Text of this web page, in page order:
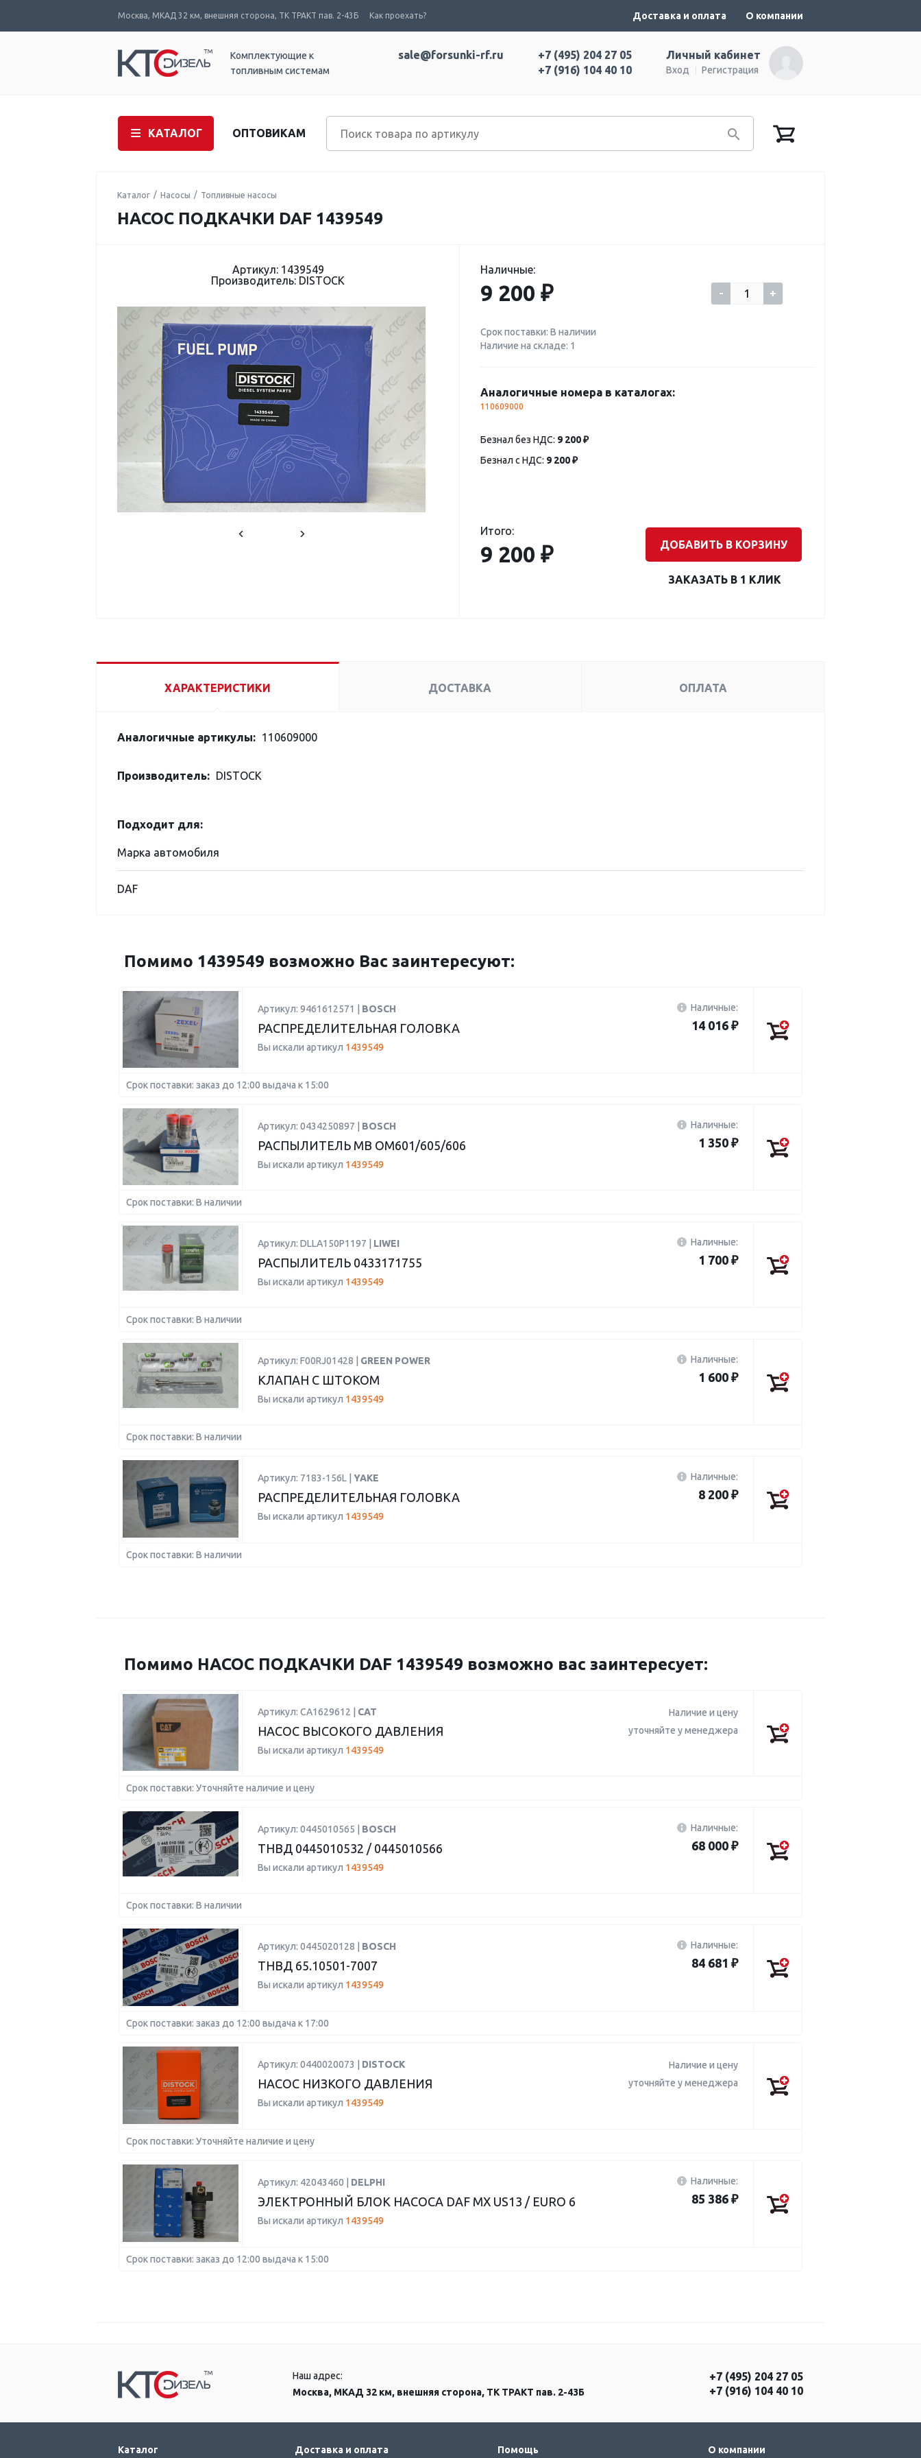
Москва, МКАД 32 км, внешняя сторона, ТК ТРАКТ пав. 2-43Б Как проехать? Доставка и оплата О компании
Комплектующие к
топливным системам
Личный кабинет
Вход Регистрация
+7 (495) 204 27 05
+7 (916) 104 40 10
sale@forsunki-rf.ru
КАТАЛОГ ОПТОВИКАМ
Каталог Насосы Топливные насосы
НАСОС ПОДКАЧКИ DAF 1439549
Артикул: 1439549
Производитель: DISTOCK
Наличные:
9 200 ₽ - +
Срок поставки: В наличии
Наличие на складе: 1
Аналогичные номера в каталогах:
110609000
Безнал без НДС: 9 200 ₽
Безнал с НДС: 9 200 ₽
Итого:
9 200 ₽ ДОБАВИТЬ В КОРЗИНУ
ЗАКАЗАТЬ В 1 КЛИК
ХАРАКТЕРИСТИКИ ДОСТАВКА ОПЛАТА
Аналогичные артикулы: 110609000
Производитель: DISTOCK
Подходит для:
Марка автомобиля
DAF
Помимо 1439549 возможно Вас заинтересуют:
Артикул: 9461612571 | BOSCH
РАСПРЕДЕЛИТЕЛЬНАЯ ГОЛОВКА
Вы искали артикул 1439549
Наличные:
14 016 ₽
Срок поставки: заказ до 12:00 выдача к 15:00
Артикул: 0434250897 | BOSCH
РАСПЫЛИТЕЛЬ MB OM601/605/606
Вы искали артикул 1439549
Наличные:
1 350 ₽
Срок поставки: В наличии
Артикул: DLLA150P1197 | LIWEI
РАСПЫЛИТЕЛЬ 0433171755
Вы искали артикул 1439549
Наличные:
1 700 ₽
Срок поставки: В наличии
Артикул: F00RJ01428 | GREEN POWER
КЛАПАН С ШТОКОМ
Вы искали артикул 1439549
Наличные:
1 600 ₽
Срок поставки: В наличии
Артикул: 7183-156L | YAKE
РАСПРЕДЕЛИТЕЛЬНАЯ ГОЛОВКА
Вы искали артикул 1439549
Наличные:
8 200 ₽
Срок поставки: В наличии
Помимо НАСОС ПОДКАЧКИ DAF 1439549 возможно вас заинтересует:
Артикул: CA1629612 | CAT
НАСОС ВЫСОКОГО ДАВЛЕНИЯ
Вы искали артикул 1439549
Наличие и цену
уточняйте у менеджера
Срок поставки: Уточняйте наличие и цену
Артикул: 0445010565 | BOSCH
ТНВД 0445010532 / 0445010566
Вы искали артикул 1439549
Наличные:
68 000 ₽
Срок поставки: В наличии
Артикул: 0445020128 | BOSCH
ТНВД 65.10501-7007
Вы искали артикул 1439549
Наличные:
84 681 ₽
Срок поставки: заказ до 12:00 выдача к 17:00
Артикул: 0440020073 | DISTOCK
НАСОС НИЗКОГО ДАВЛЕНИЯ
Вы искали артикул 1439549
Наличие и цену
уточняйте у менеджера
Срок поставки: Уточняйте наличие и цену
Артикул: 42043460 | DELPHI
ЭЛЕКТРОННЫЙ БЛОК НАСОСА DAF MX US13 / EURO 6
Вы искали артикул 1439549
Наличные:
85 386 ₽
Срок поставки: заказ до 12:00 выдача к 15:00
Наш адрес:
Москва, МКАД 32 км, внешняя сторона, ТК ТРАКТ пав. 2-43Б
+7 (495) 204 27 05
+7 (916) 104 40 10
Каталог Доставка и оплата Помощь О компании